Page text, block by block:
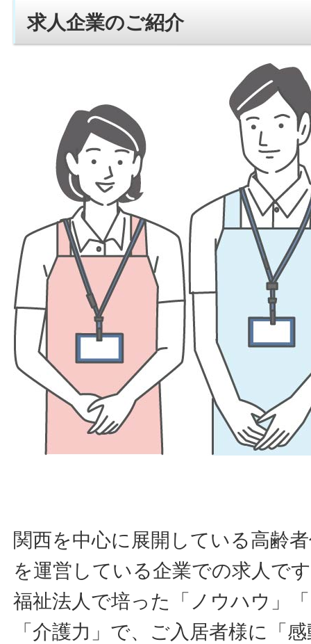
求人企業のご紹介
関西を中心に展開している高齢
を運営している企業での求人で
福祉法人で培った「ノウハウ」
「介護力」で、ご入居者様に「